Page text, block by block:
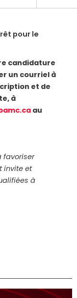
pour le
candidature
un courriel à
et de
à
au
favoriser
invite et
à